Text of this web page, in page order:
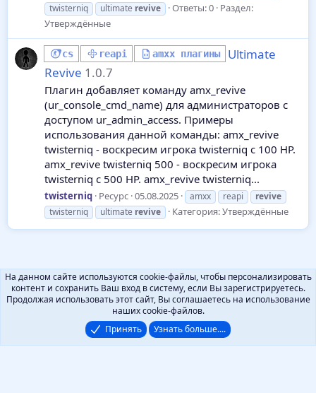
twisterniq
ultimate revive Ответы: 0 Раздел:
Утверждённые
cs reapi amxx плагины
Ultimate
Revive 1.0.7
Плагин добавляет команду amx_revive
(ur_console_cmd_name) для администраторов с
доступом ur_admin_access. Примеры
использования данной команды: amx_revive
twisterniq - воскресим игрока twisterniq с 100 HP.
amx_revive twisterniq 500 - воскресим игрока
twisterniq с 500 HP. amx_revive twisterniq...
twisterniq Ресурс 05.08.2025 amxx reapi
revive
twisterniq
ultimate revive Категория:Утверждённые
Помощь Локализация от XenForo.Info
На данном сайте используются cookie-файлы, чтобы персонализировать
контент и сохранить Ваш вход в систему, если Вы зарегистрируетесь.
Продолжая использовать этот сайт, Вы соглашаетесь на использование
наших cookie-файлов.
Принять
Узнать больше....